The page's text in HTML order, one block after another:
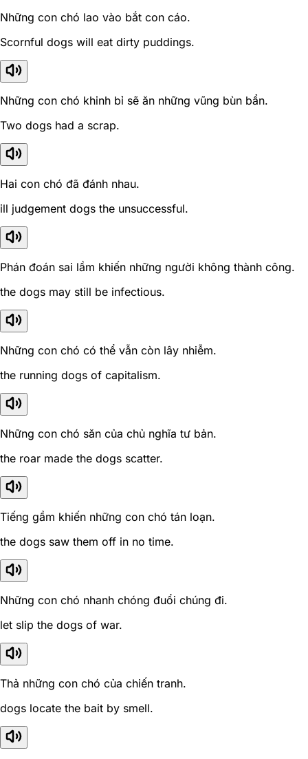
Những con chó lao vào bắt con cáo.
Scornful dogs will eat dirty puddings.
Những con chó khinh bỉ sẽ ăn những vũng bùn bẩn.
Two dogs had a scrap.
Hai con chó đã đánh nhau.
ill judgement dogs the unsuccessful.
Phán đoán sai lầm khiến những người không thành công.
the dogs may still be infectious.
Những con chó có thể vẫn còn lây nhiễm.
the running dogs of capitalism.
Những con chó săn của chủ nghĩa tư bản.
the roar made the dogs scatter.
Tiếng gầm khiến những con chó tán loạn.
the dogs saw them off in no time.
Những con chó nhanh chóng đuổi chúng đi.
let slip the dogs of war.
Thả những con chó của chiến tranh.
dogs locate the bait by smell.